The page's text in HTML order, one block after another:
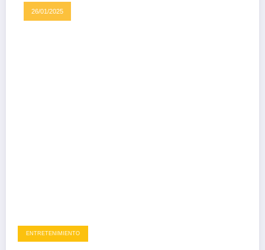
26/01/2025
ENTRETENIMIENTO